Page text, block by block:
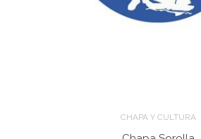
CHAPA Y CULTURA